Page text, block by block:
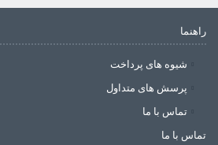
راهنما
شیوه های پرداخت
پرسش های متداول
تماس با ما
تماس با ما